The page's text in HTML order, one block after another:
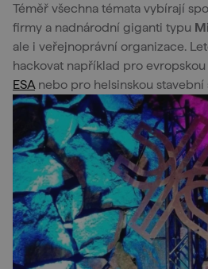
Téměř všechna témata vybírají
firmy a nadnárodní giganti typu
ale i veřejnoprávní organizace.
hackovat například pro
ESAnebo pro helsinskou stavební